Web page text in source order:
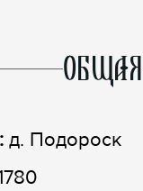
д. Подороск